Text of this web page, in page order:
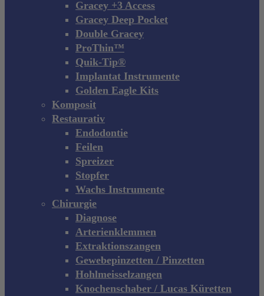
Gracey +3 Access
Gracey Deep Pocket
Double Gracey
ProThin™
Quik-Tip®
Implantat Instrumente
Golden Eagle Kits
Komposit
Restaurativ
Endodontie
Feilen
Spreizer
Stopfer
Wachs Instrumente
Chirurgie
Diagnose
Arterienklemmen
Extraktionszangen
Gewebepinzetten / Pinzetten
Hohlmeisselzangen
Knochenschaber / Lucas Küretten